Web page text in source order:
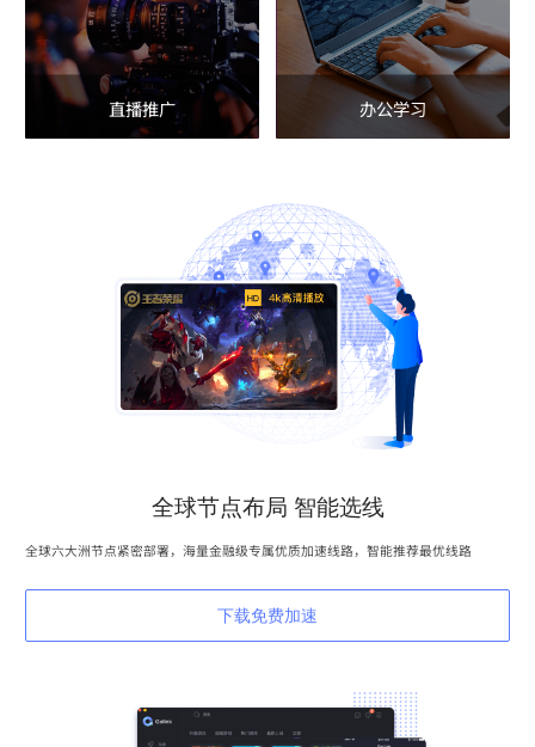
直播推广 办公学习
全球节点布局 智能选线
全球六大洲节点紧密部署，海量金融级专属优质加速线路，智能推荐最优线路
下载免费加速